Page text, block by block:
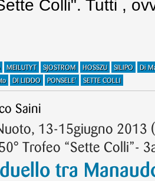
Colli". Tutti ,
MEILUTYT SJOSTROM HOSSZU SILIPO
Di
DI LIDDO PONSELE' SETTE COLLI
Saini
13-15giugno 2013
Trofeo “Sette Colli”-
tra